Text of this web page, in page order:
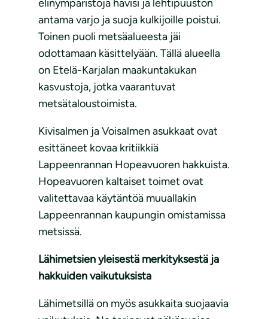
elinympäristöjä hävisi ja lehtipuuston
antama varjo ja suoja kulkijoille poistui.
Toinen puoli metsäalueesta jäi
odottamaan käsittelyään. Tällä alueella
on Etelä-Karjalan maakuntakukan
kasvustoja, jotka vaarantuvat
metsätaloustoimista.
Kivisalmen ja Voisalmen asukkaat ovat
esittäneet kovaa kritiikkiä
Lappeenrannan Hopeavuoren hakkuista.
Hopeavuoren kaltaiset toimet ovat
valitettavaa käytäntöä muuallakin
Lappeenrannan kaupungin omistamissa
metsissä.
Lähimetsien yleisestä merkityksestä ja
hakkuiden vaikutuksista
Lähimetsillä on myös asukkaita suojaavia